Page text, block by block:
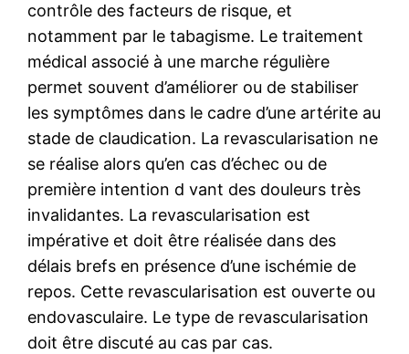
contrôle des facteurs de risque, et
notamment par le tabagisme. Le traitement
médical associé à une marche régulière
permet souvent d’améliorer ou de stabiliser
les symptômes dans le cadre d’une artérite au
stade de claudication. La revascularisation ne
se réalise alors qu’en cas d’échec ou de
première intention d vant des douleurs très
invalidantes. La revascularisation est
impérative et doit être réalisée dans des
délais brefs en présence d’une ischémie de
repos. Cette revascularisation est ouverte ou
endovasculaire. Le type de revascularisation
doit être discuté au cas par cas.